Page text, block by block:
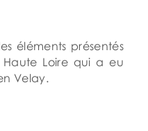
éléments présentés
Loire qui a eu
Velay.